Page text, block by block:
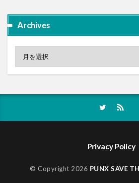
Archives
Privacy Policy
© Copyright 2026 PUNX SAVE